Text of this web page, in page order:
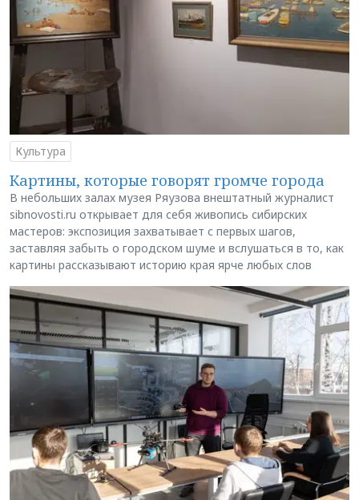
Культура
Картины, которые говорят громче города
В небольших залах музея Ряузова внештатный журналист
sibnovosti.ru открывает для себя живопись сибирских
мастеров: экспозиция захватывает с первых шагов,
заставляя забыть о городском шуме и вслушаться в то, как
картины рассказывают историю края ярче любых слов